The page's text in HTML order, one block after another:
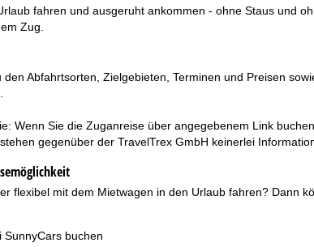
fahren und ausgeruht ankommen - ohne Staus und
Zug.
den Abfahrtsorten, Zielgebieten, Terminen und Preisen
Wenn Sie die Zuganreise über angegebenem Link
gegenüber der TravelTrex GmbH keinerlei
flexibel mit dem Mietwagen in den Urlaub fahren? Dann
SunnyCars buchen